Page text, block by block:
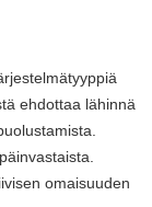
ehdottaa lähinnä
omaisuuden